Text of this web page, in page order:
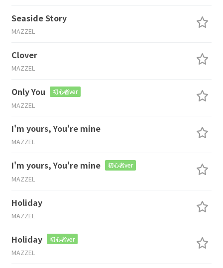
Seaside Story
MAZZEL
Clover
MAZZEL
Only You 初心者ver
MAZZEL
I'm yours, You're mine
MAZZEL
I'm yours, You're mine 初心者ver
MAZZEL
Holiday
MAZZEL
Holiday 初心者ver
MAZZEL